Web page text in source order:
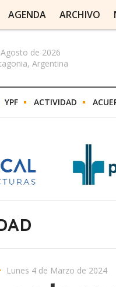
AGENDA ARCHIVO
de 2026
Argentina
YPF ACTIVIDAD
Lunes 4 de Marzo de 2024